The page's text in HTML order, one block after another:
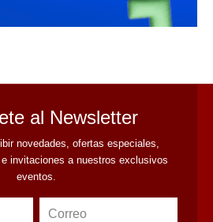
al Newsletter
novedades, ofertas especiales,
invitaciones a nuestros exclusivos
eventos.
Correo